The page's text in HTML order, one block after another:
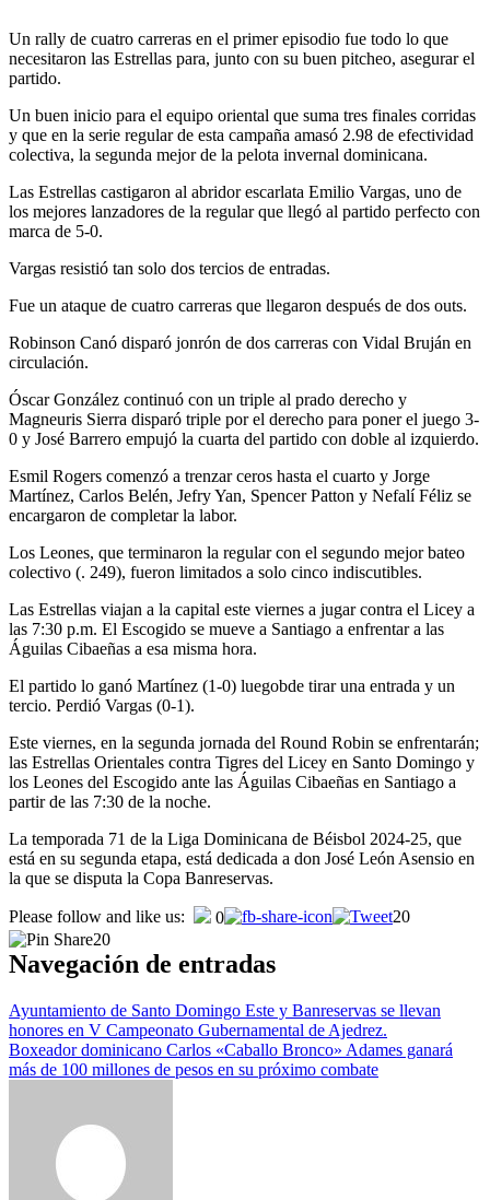
Un rally de cuatro carreras en el primer episodio fue todo lo que
necesitaron las Estrellas para, junto con su buen pitcheo, asegurar el
partido.
Un buen inicio para el equipo oriental que suma tres finales corridas
y que en la serie regular de esta campaña amasó 2.98 de efectividad
colectiva, la segunda mejor de la pelota invernal dominicana.
Las Estrellas castigaron al abridor escarlata Emilio Vargas, uno de
los mejores lanzadores de la regular que llegó al partido perfecto con
marca de 5-0.
Vargas resistió tan solo dos tercios de entradas.
Fue un ataque de cuatro carreras que llegaron después de dos outs.
Robinson Canó disparó jonrón de dos carreras con Vidal Bruján en
circulación.
Óscar González continuó con un triple al prado derecho y
Magneuris Sierra disparó triple por el derecho para poner el juego 3-
0 y José Barrero empujó la cuarta del partido con doble al izquierdo.
Esmil Rogers comenzó a trenzar ceros hasta el cuarto y Jorge
Martínez, Carlos Belén, Jefry Yan, Spencer Patton y Nefalí Féliz se
encargaron de completar la labor.
Los Leones, que terminaron la regular con el segundo mejor bateo
colectivo (. 249), fueron limitados a solo cinco indiscutibles.
Las Estrellas viajan a la capital este viernes a jugar contra el Licey a
las 7:30 p.m. El Escogido se mueve a Santiago a enfrentar a las
Águilas Cibaeñas a esa misma hora.
El partido lo ganó Martínez (1-0) luegobde tirar una entrada y un
tercio. Perdió Vargas (0-1).
Este viernes, en la segunda jornada del Round Robin se enfrentarán;
las Estrellas Orientales contra Tigres del Licey en Santo Domingo y
los Leones del Escogido ante las Águilas Cibaeñas en Santiago a
partir de las 7:30 de la noche.
La temporada 71 de la Liga Dominicana de Béisbol 2024-25, que
está en su segunda etapa, está dedicada a don José León Asensio en
la que se disputa la Copa Banreservas.
Please follow and like us: 0
20
20
Navegación de entradas
Ayuntamiento de Santo Domingo Este y Banreservas se llevan
honores en V Campeonato Gubernamental de Ajedrez.
Boxeador dominicano Carlos «Caballo Bronco» Adames ganará
más de 100 millones de pesos en su próximo combate